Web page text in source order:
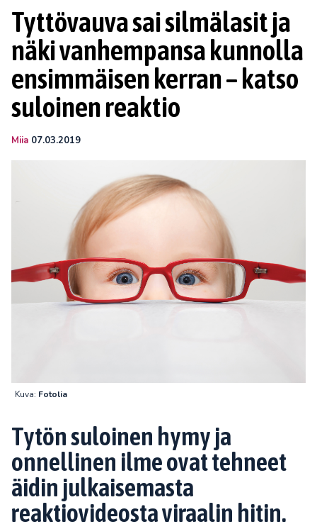
Tyttövauva sai silmälasit ja
näki vanhempansa kunnolla
ensimmäisen kerran – katso
suloinen reaktio
Miia 07.03.2019
Kuva: Fotolia
Tytön suloinen hymy ja
onnellinen ilme ovat tehneet
äidin julkaisemasta
reaktiovideosta viraalin hitin.